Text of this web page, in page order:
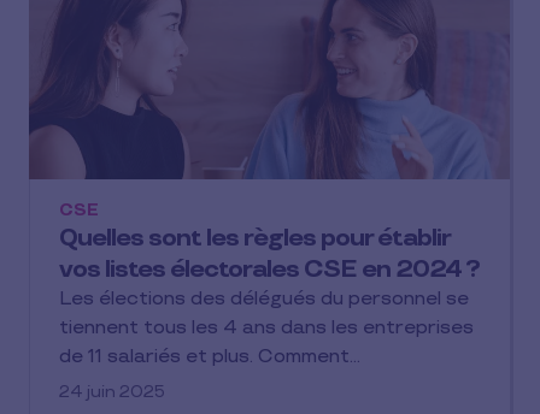
Quelles sont les règles pour établir
vos listes électorales CSE en 2024 ?
CSE
Les élections des délégués du personnel se
tiennent tous les 4 ans dans les entreprises
de 11 salariés et plus. Comment…
24 juin 2025